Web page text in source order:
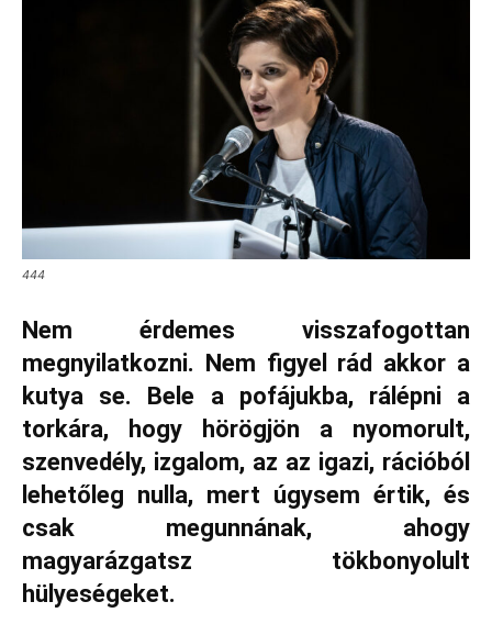
444
Nem érdemes visszafogottan
megnyilatkozni. Nem figyel rád akkor a
kutya se. Bele a pofájukba, rálépni a
torkára, hogy hörögjön a nyomorult,
szenvedély, izgalom, az az igazi, rációból
lehetőleg nulla, mert úgysem értik, és
csak megunnának, ahogy
magyarázgatsz tökbonyolult
hülyeségeket.